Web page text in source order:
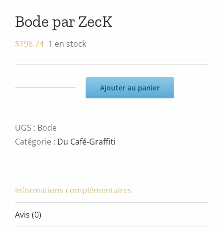
Bode par ZecK
$198.74 1 en stock
Bode
par
Ajouter au panier
UGS : Bode
Catégorie : Du Café-Graffiti
Informations complémentaires
Avis (0)